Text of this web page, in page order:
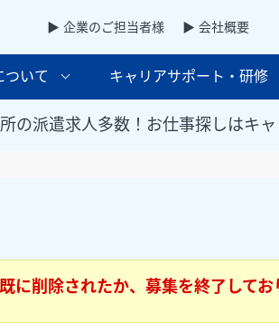
▶ 企業のご担当者様 ▶ 会社概要
ついて キャリアサポート・研修
の派遣求人多数！お仕事探しはキ
に削除されたか、募集を終了してお